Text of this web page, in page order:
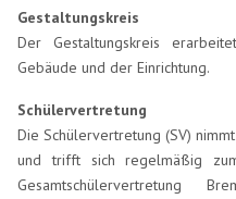
Gestaltungskreis
Der Gestaltungskreis
Gebäude und der Einrichtung.
Schülervertretung
Die Schülervertretung (SV)
und trifft sich regelmäßig
Gesamtschülervertretung